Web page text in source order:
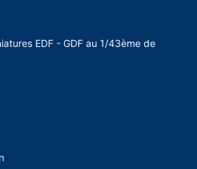
EDF - GDF au 1/43ème de